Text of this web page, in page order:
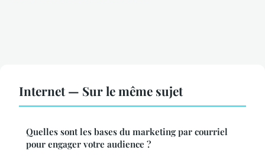
Internet — Sur le même sujet
Quelles sont les bases du marketing par courriel
pour engager votre audience ?